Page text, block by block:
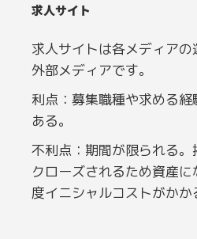
求人サイト
求人サイトは各メディア
外部メディアです。
利点：募集職種や求める
ある。
不利点：期間が限られる
クローズされるため資産
度イニシャルコストがかか